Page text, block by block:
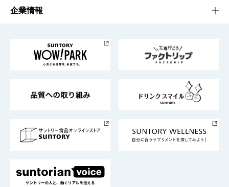
栄養成分一覧
工場見学
地域情報
サントリーホール
サントリーサンバーズ大阪
サステナビリティTOP
サントリーが考えるサステナビリティ経営
企業情報
企業概要
採用情報